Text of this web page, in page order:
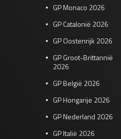
GP Monaco 2026
GP Catalonië 2026
GP Oostenrijk 2026
GP Groot-Brittannië
2026
GP België 2026
GP Hongarije 2026
GP Nederland 2026
GP Italië 2026